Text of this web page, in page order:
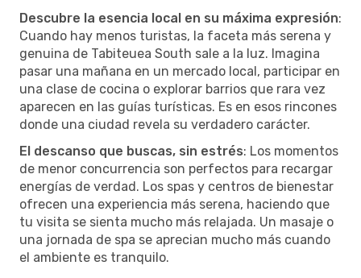
Descubre la esencia local en su máxima expresión:
Cuando hay menos turistas, la faceta más serena y
genuina de Tabiteuea South sale a la luz. Imagina
pasar una mañana en un mercado local, participar en
una clase de cocina o explorar barrios que rara vez
aparecen en las guías turísticas. Es en esos rincones
donde una ciudad revela su verdadero carácter.
El descanso que buscas, sin estrés: Los momentos
de menor concurrencia son perfectos para recargar
energías de verdad. Los spas y centros de bienestar
ofrecen una experiencia más serena, haciendo que
tu visita se sienta mucho más relajada. Un masaje o
una jornada de spa se aprecian mucho más cuando
el ambiente es tranquilo.